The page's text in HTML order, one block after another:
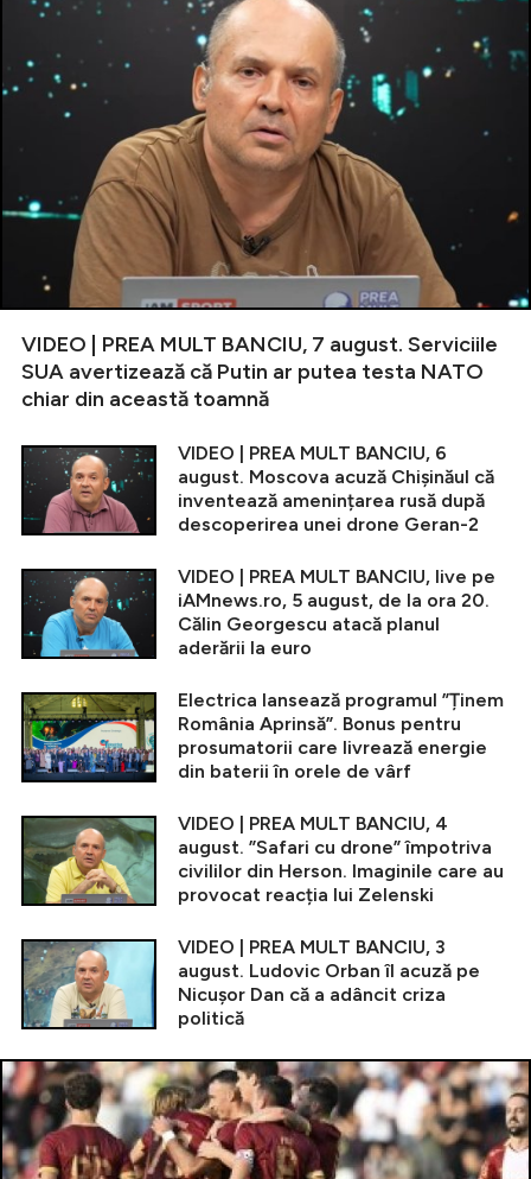
VIDEO | PREA MULT BANCIU, 7 august. Serviciile
SUA avertizează că Putin ar putea testa NATO
chiar din această toamnă
VIDEO | PREA MULT BANCIU, 6
august. Moscova acuză Chișinăul că
inventează amenințarea rusă după
descoperirea unei drone Geran-2
VIDEO | PREA MULT BANCIU, live pe
iAMnews.ro, 5 august, de la ora 20.
Călin Georgescu atacă planul
aderării la euro
Electrica lansează programul ”Ținem
România Aprinsă”. Bonus pentru
prosumatorii care livrează energie
din baterii în orele de vârf
VIDEO | PREA MULT BANCIU, 4
august. ”Safari cu drone” împotriva
civililor din Herson. Imaginile care au
provocat reacția lui Zelenski
VIDEO | PREA MULT BANCIU, 3
august. Ludovic Orban îl acuză pe
Nicușor Dan că a adâncit criza
politică